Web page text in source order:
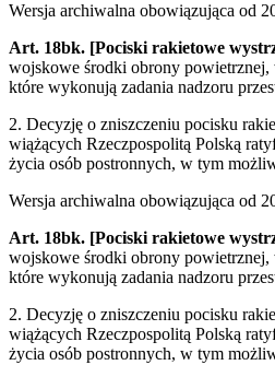
Wersja archiwalna obowiązująca
Art. 18bk. [Pociski rakietowe
wojskowe środki obrony powietrznej,
które wykonują zadania nadzoru
2. Decyzję o zniszczeniu pocisku
wiążących Rzeczpospolitą Polską
życia osób postronnych, w tym
Wersja archiwalna obowiązująca od
Art. 18bk. [Pociski rakietowe
wojskowe środki obrony powietrznej,
które wykonują zadania nadzoru
2. Decyzję o zniszczeniu pocisku
wiążących Rzeczpospolitą Polską
życia osób postronnych, w tym